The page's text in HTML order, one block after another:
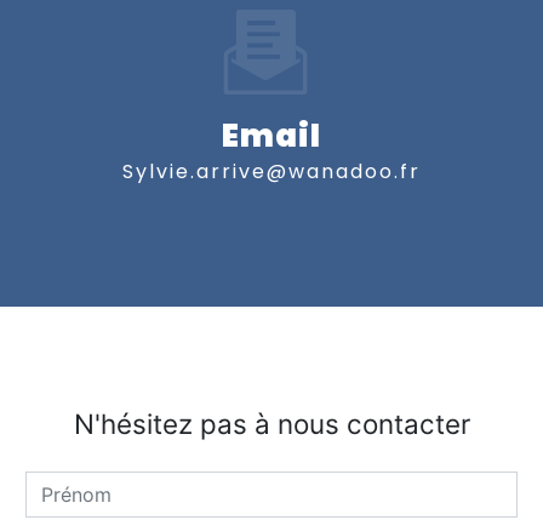
Email
sylvie.arrive@wanadoo.fr
N'hésitez pas à nous contacter